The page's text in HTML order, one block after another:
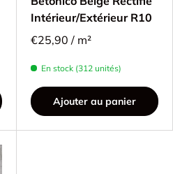
Intérieur/Extérieur R10
€25,90 / m²
En stock (312 unités)
Ajouter au panier